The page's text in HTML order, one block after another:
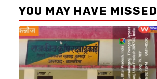
YOU MAY HAVE MISSED